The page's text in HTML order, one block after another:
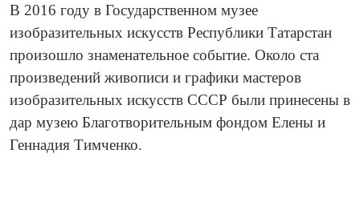
В 2016 году в Государственном музее
изобразительных искусств Республики Татарстан
произошло знаменательное событие. Около ста
произведений живописи и графики мастеров
изобразительных искусств СССР были принесены в
дар музею Благотворительным фондом Елены и
Геннадия Тимченко.